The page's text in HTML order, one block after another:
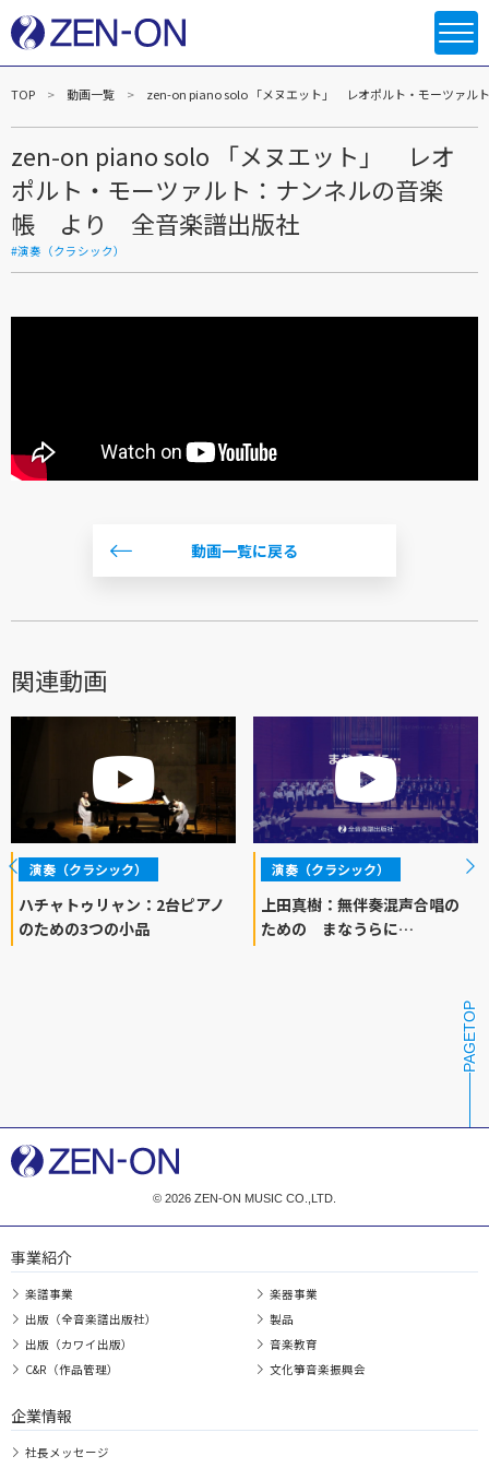
TOP 動画一覧 zen-on piano solo 「メヌエット」 レオポルト・モーツァ
zen-on piano solo 「メヌエット」 レオ
ポルト・モーツァルト：ナンネルの音楽
帳 より 全音楽譜出版社
#演奏（クラシック）
動画一覧に戻る
関連動画
演奏（クラシック）
ハチャトゥリャン：2台ピアノ
のための3つの小品
演奏（クラシック）
上田真樹：無伴奏混声合唱の
ための まなうらに…
PAGETOP
© 2026 ZEN-ON MUSIC CO.,LTD.
事業紹介
楽譜事業
出版（全音楽譜出版社）
出版（カワイ出版）
C&R（作品管理）
楽器事業
製品
音楽教育
文化箏音楽振興会
企業情報
社長メッセージ